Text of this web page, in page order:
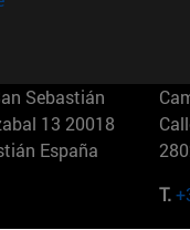
Sebastián
13 20018
España
T.